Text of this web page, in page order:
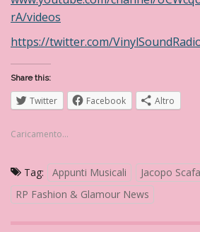
rA/videos
https://twitter.com/
Share this:
Twitter Facebook Altro
Caricamento...
Tag: Appunti Musicali Jacopo
RP Fashion & Glamour News